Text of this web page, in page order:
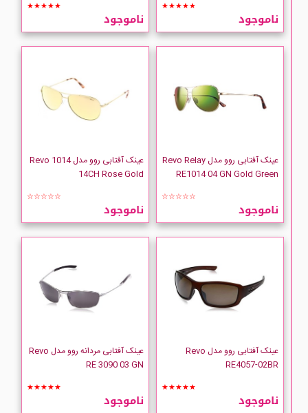
★★★★★
ناموجود
★★★★★
ناموجود
عینک آفتابی روو مدل Revo Relay
RE1014 04 GN Gold Green
☆☆☆☆☆
ناموجود
عینک آفتابی روو مدل Revo 1014
14CH Rose Gold
☆☆☆☆☆
ناموجود
عینک آفتابی روو مدل Revo
RE4057-02BR
★★★★★
ناموجود
عینک آفتابی مردانه روو مدل Revo
RE 3090 03 GN
★★★★★
ناموجود